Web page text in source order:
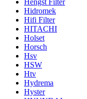
Hengst Filter
Hidromek
Hifi Filter
HITACHI
Holset
Horsch
Hsv
HSW
Htv
Hydrema
Hyster